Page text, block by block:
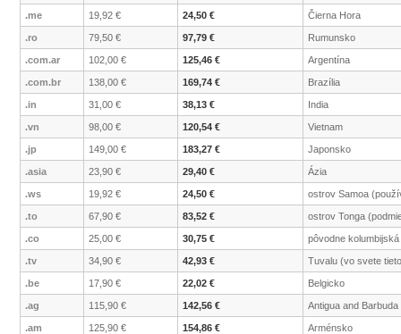
.me 19,92 € 24,50 € Čierna Hora
.ro 79,50 € 97,79 € Rumunsko
.com.ar 102,00 € 125,46 € Argentína
.com.br 138,00 € 169,74 € Brazília
.in 31,00 € 38,13 € India
.vn 98,00 € 120,54 € Vietnam
.jp 149,00 € 183,27 € Japonsko
.asia 23,90 € 29,40 € Ázia
.ws 19,92 € 24,50 € ostrov Samoa
.to 67,90 € 83,52 € ostrov Tonga
.co 25,00 € 30,75 € pôvodne
.tv 34,90 € 42,93 € Tuvalu (vo svete
.be 17,90 € 22,02 € Belgicko
.ag 115,90 € 142,56 € Antigua and
.am 125,90 € 154,86 € Arménsko